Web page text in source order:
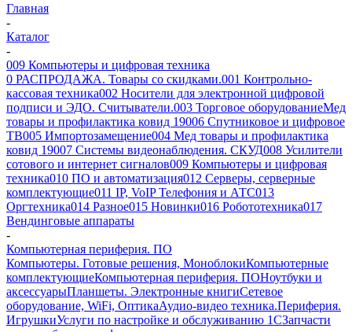
Главная
-
Каталог
-
009 Компьютеры и цифровая техника
0 РАСПРОДАЖА. Товары со скидками.001 Контрольно-
кассовая техника002 Носители для электронной цифровой
подписи и ЭДО. Считыватели.003 Торговое оборудованиеМед
товары и профилактика ковид 19006 Спутниковое и цифровое
ТВ005 Импортозамещение004 Мед товары и профилактика
ковид 19007 Системы видеонаблюдения. СКУД008 Усилители
сотового и интернет сигналов009 Компьютеры и цифровая
техника010 ПО и автоматизация012 Серверы, серверные
комплектующие011 IP, VoIP Телефония и АТС013
Оргтехника014 Разное015 Новинки016 Робототехника017
Вендинговые аппараты
-
Компьютерная периферия. ПО
Компьютеры. Готовые решения, МоноблокиКомпьютерные
комплектующиеКомпьютерная периферия. ПОНоутбуки и
аксессуарыПланшеты. Электронные книгиСетевое
оборудование, WiFi, ОптикаАудио-видео техника.Периферия.
ИгрушкиУслуги по настройке и обслуживанию 1СЗапчасти